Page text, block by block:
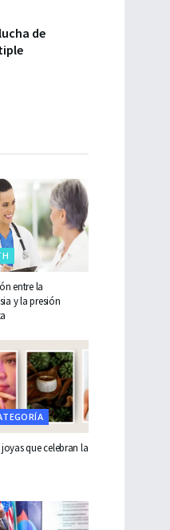
de
entre la
y la presión
que celebran la